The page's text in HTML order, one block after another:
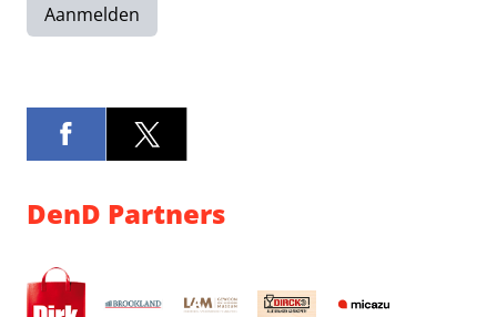
Aanmelden
DenD Partners